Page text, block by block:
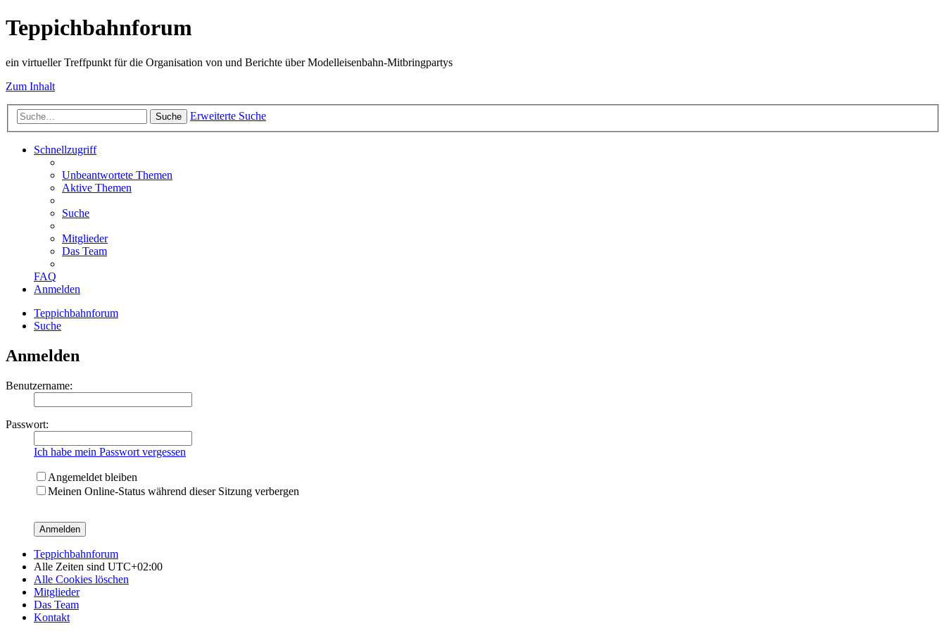
Teppichbahnforum
ein virtueller Treffpunkt für die Organisation von und Berichte über Modelleisenbahn-Mitbringpartys
Zum Inhalt
Suche Erweiterte Suche
Schnellzugriff
Unbeantwortete Themen
Aktive Themen
Suche
Mitglieder
Das Team
FAQ
Anmelden
Teppichbahnforum
Suche
Anmelden
Benutzername:
Passwort:
Ich habe mein Passwort vergessen
Angemeldet bleiben
Meinen Online-Status während dieser Sitzung verbergen
Teppichbahnforum
Alle Zeiten sind UTC+02:00
Alle Cookies löschen
Mitglieder
Das Team
Kontakt